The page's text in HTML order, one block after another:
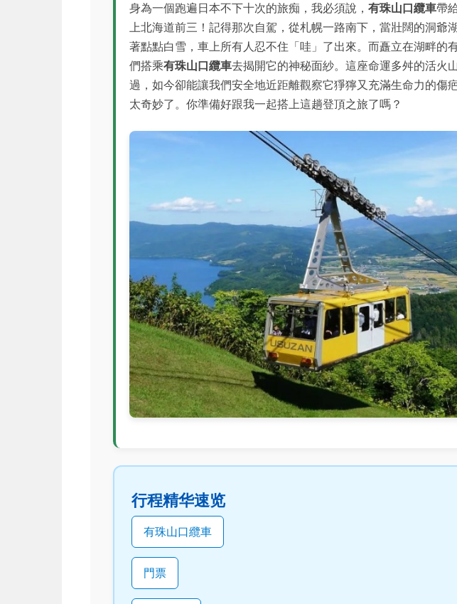
身為一個跑遍日本不下十次的旅痴，我必須說，有珠山口纜車帶
上北海道前三！記得那次自駕，從札幌一路南下，當壯闊的洞爺
著點點白雪，車上所有人忍不住「哇」了出來。而矗立在湖畔的
們搭乘有珠山口纜車去揭開它的神秘面紗。這座命運多舛的活火
過，如今卻能讓我們安全地近距離觀察它猙獰又充滿生命力的傷
太奇妙了。你準備好跟我一起搭上這趟登頂之旅了嗎？
行程精华速览
有珠山口纜車
門票